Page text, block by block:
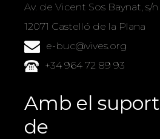
Av. de Vicent Sos Baynat, s/n
12071 Castelló de la Plana
e-buc@vives.org
+34 964 72 89 93
Amb el suport
de